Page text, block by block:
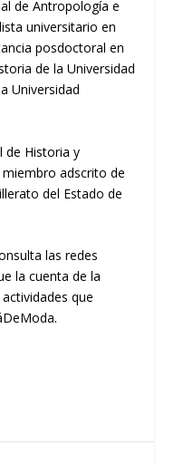
de Antropología e
universitario en
posdoctoral en
de la Universidad
Universidad
de Historia y
adscrito de
del Estado de
las redes
la cuenta de la
que